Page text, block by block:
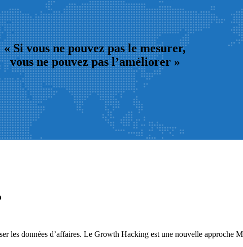
« Si vous ne pouvez pas le mesurer,
vous ne pouvez pas l’améliorer »
les données d’affaires. Le Growth Hacking est une nouvelle approche